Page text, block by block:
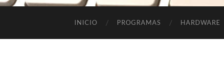
INICIO PROGRAMAS HARDWARE